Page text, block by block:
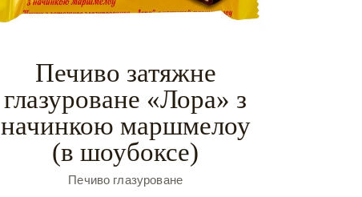
Печиво затяжне
глазуроване «Лора» з
начинкою маршмелоу
(в шоубоксе)
Печиво глазуроване